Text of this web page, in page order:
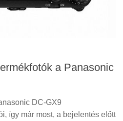
a Panasonic
DC-GX9
így már most, a bejelentés előtt